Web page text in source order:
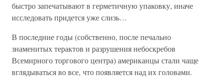
быстро запечатывают в герметичную упаковку, иначе
исследовать придется уже слизь…
В последние годы (собственно, после печально
знаменитых терактов и разрушения небоскребов
Всемирного торгового центра) американцы стали чаще
вглядываться во все, что появляется над их головами.